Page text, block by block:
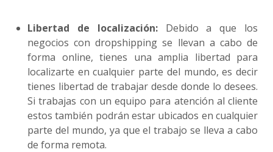
Libertad de localización:Debido a que los
negocios con dropshipping se llevan a cabo de
forma online, tienes una amplia libertad para
localizarte en cualquier parte del mundo, es decir
tienes libertad de trabajar desde donde lo desees.
Si trabajas con un equipo para atención al cliente
estos también podrán estar ubicados en cualquier
parte del mundo, ya que el trabajo se lleva a cabo
de forma remota.